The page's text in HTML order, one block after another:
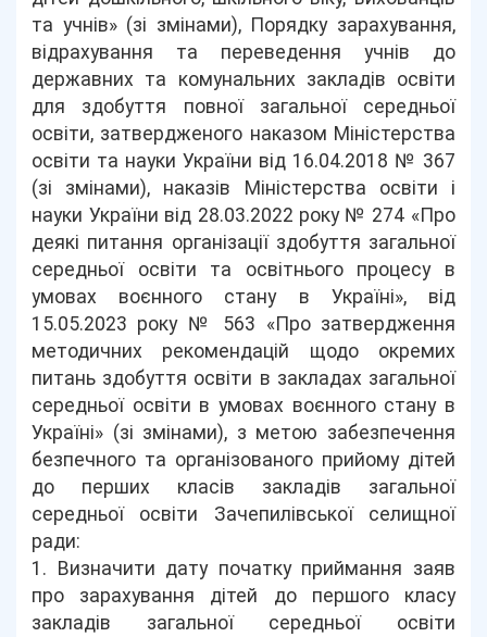
та учнів» (зі змінами), Порядку зарахування,
відрахування та переведення учнів до
державних та комунальних закладів освіти
для здобуття повної загальної середньої
освіти, затвердженого наказом Міністерства
освіти та науки України від 16.04.2018 № 367
(зі змінами), наказів Міністерства освіти і
науки України від 28.03.2022 року № 274 «Про
деякі питання організації здобуття загальної
середньої освіти та освітнього процесу в
умовах воєнного стану в Україні», від
15.05.2023 року № 563 «Про затвердження
методичних рекомендацій щодо окремих
питань здобуття освіти в закладах загальної
середньої освіти в умовах воєнного стану в
Україні» (зі змінами), з метою забезпечення
безпечного та організованого прийому дітей
до перших класів закладів загальної
середньої освіти Зачепилівської селищної
ради:
1. Визначити дату початку приймання заяв
про зарахування дітей до першого класу
закладів загальної середньої освіти